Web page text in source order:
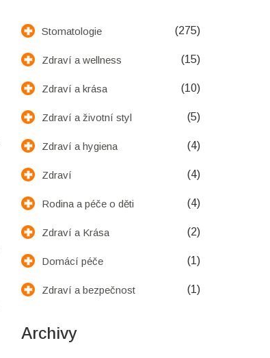
Stomatologie (275)
Zdraví a wellness (15)
Zdraví a krása (10)
Zdraví a životní styl (5)
Zdraví a hygiena (4)
Zdraví (4)
Rodina a péče o děti (4)
Zdraví a Krása (2)
Domácí péče (1)
Zdraví a bezpečnost (1)
Archivy